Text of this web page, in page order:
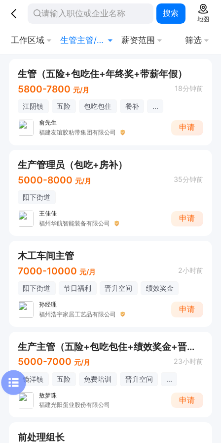
搜索
地图
工作区域 生管主管/督导 薪资范围 筛选
生管（五险+包吃住+年终奖+带薪年假）
5800-7800 元/月 18分钟前
江阴镇 五险 包吃包住 餐补 ...
俞先生
福建友谊胶粘带集团有限公司
申请
生产管理员（包吃+房补）
5000-8000 元/月 35分钟前
阳下街道
王佳佳
福州华航智能装备有限公司
申请
木工车间主管
7000-10000 元/月 2小时前
阳下街道 节日福利 晋升空间 绩效奖金
孙经理
福州浩宇家居工艺品有限公司
申请
生产主管（五险+包吃包住+绩效奖金+晋升空间）
5000-7000 元/月 23小时前
镜洋镇 五险 免费培训 晋升空间 ...
敖梦珠
福建光阳蛋业股份有限公司
申请
前处理组长